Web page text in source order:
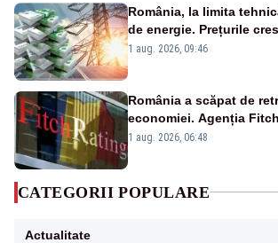
România, la limita
de energie. Prețurile
Analiză Realitatea Plus
1 aug. 2026, 09:46
România a scăpat de
economiei. Agenția
„BBB-” cu perspectivă
1 aug. 2026, 06:48
CATEGORII POPULARE
Actualitate